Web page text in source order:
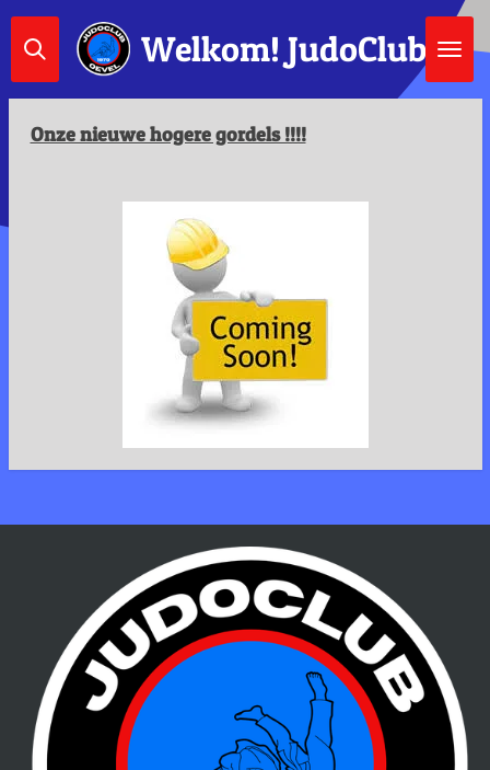
Ga
direct
de
hoofdinhoud
Welkom! JudoClub
Onze nieuwe hogere gordels !!!!